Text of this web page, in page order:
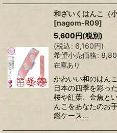
和ざいくはんこ（
[nagom-R09]
5,600円(税別)
(税込: 6,160円)
希望小売価格:
在庫あり
かわいい和のはん
日本の四季を彩っ
桜や紅葉、金魚と
んこをあなたのお
鑑ケース…